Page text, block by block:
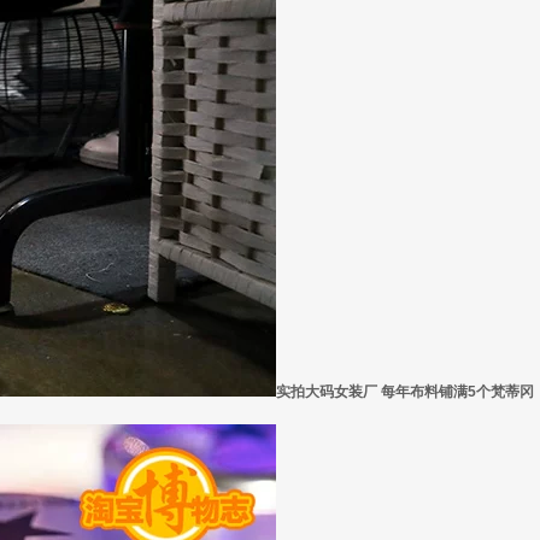
实拍大码女装厂 每年布料铺满5个梵蒂冈